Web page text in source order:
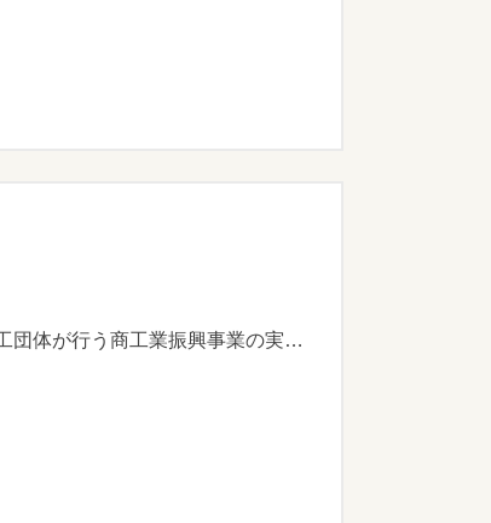
商工業の振興を図るため、商工会議所、商工会、事業協同組合及び市内中小企業者が目的をもって組織する商工団体が行う商工業振興事業の実態に要する経費の一部を補助します。